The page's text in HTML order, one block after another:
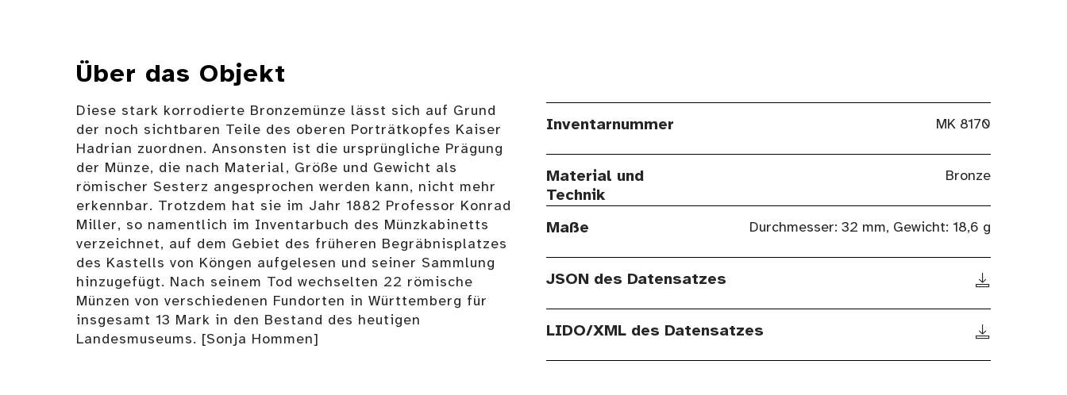
Über das Objekt
Diese stark korrodierte Bronzemünze lässt sich auf Grund
der noch sichtbaren Teile des oberen Porträtkopfes Kaiser
Hadrian zuordnen. Ansonsten ist die ursprüngliche Prägung
der Münze, die nach Material, Größe und Gewicht als
römischer Sesterz angesprochen werden kann, nicht mehr
erkennbar. Trotzdem hat sie im Jahr 1882 Professor Konrad
Miller, so namentlich im Inventarbuch des Münzkabinetts
verzeichnet, auf dem Gebiet des früheren Begräbnisplatzes
des Kastells von Köngen aufgelesen und seiner Sammlung
hinzugefügt. Nach seinem Tod wechselten 22 römische
Münzen von verschiedenen Fundorten in Württemberg für
insgesamt 13 Mark in den Bestand des heutigen
Landesmuseums. [Sonja Hommen]
Inventarnummer MK 8170
Material und
Technik
Bronze
Maße Durchmesser: 32 mm, Gewicht: 18,6 g
JSON des Datensatzes
LIDO/XML des Datensatzes